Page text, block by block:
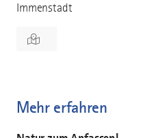
Immenstadt
Mehr erfahren